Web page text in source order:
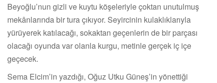
Beyoğlu’nun gizli ve kuytu köşeleriyle çoktan unutulmuş
mekânlarında bir tura çıkıyor. Seyircinin kulaklıklarıyla
yürüyerek katılacağı, sokaktan geçenlerin de bir parçası
olacağı oyunda var olanla kurgu, metinle gerçek iç içe
geçecek.
Sema Elcim’in yazdığı, Oğuz Utku Güneş’in yönettiği